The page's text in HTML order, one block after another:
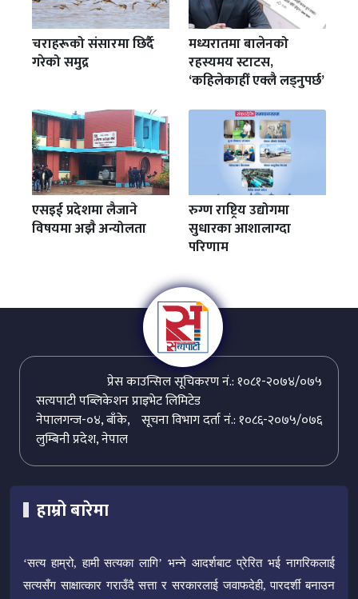
चराहरूको संसारमा छिर्दै
गरेको समुद्र
मध्यरातमा बालेनको
रहस्यमय स्टाटस,
‘कहिलेकाहीँ एक्लै लड्नुपर्छ’
एसइई प्रदेशमा लैजाने
विषयमा अझै अन्योलता
रुग्ण राष्ट्रिय उद्योगमा
सुधारका आशालाग्दा
परिणाम
प्रेस काउन्सिल सूचिकरण नं.: १०८१-२०७४/०७५
सत्यपाटी पब्लिकेशन प्राइभेट लिमिटेड
सूचना विभाग दर्ता नं.: १०८६-२०७५/०७६
नेपालगन्ज-०४, बाँके,
लुम्बिनी प्रदेश, नेपाल
हाम्रो बारेमा
‘सत्य हाम्रो, हामी सत्यका लागि’ भन्ने आदर्शबाट प्रेरित भई नागरिकलाई
सत्यसँग साक्षात्कार गराउँदै सत्ता र सरकारलाई जवाफदेही, पारदर्शी बनाउन